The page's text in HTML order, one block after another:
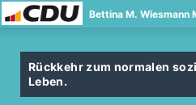
Bettina M. Wiesmann
Rückkehr zum normalen
Leben.